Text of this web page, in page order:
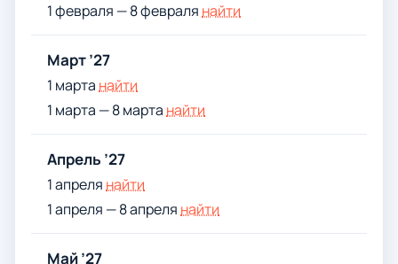
1 февраля — 8 февраля найти
Март ’27
1 марта найти
1 марта — 8 марта найти
Апрель ’27
1 апреля найти
1 апреля — 8 апреля найти
Май ’27